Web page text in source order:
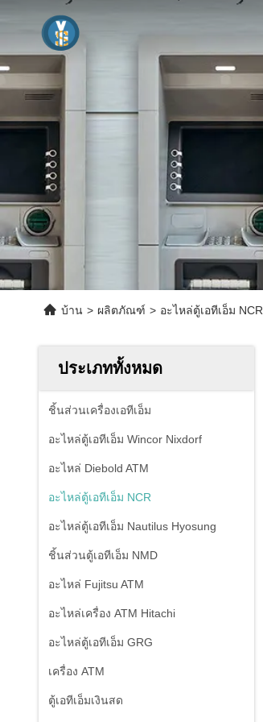
บ้าน > ผลิตภัณฑ์ > อะไหล่ตู้เอทีเอ็ม NCR
ประเภททั้งหมด
ชิ้นส่วนเครื่องเอทีเอ็ม
อะไหล่ตู้เอทีเอ็ม Wincor Nixdorf
อะไหล่ Diebold ATM
อะไหล่ตู้เอทีเอ็ม NCR
อะไหล่ตู้เอทีเอ็ม Nautilus Hyosung
ชิ้นส่วนตู้เอทีเอ็ม NMD
อะไหล่ Fujitsu ATM
อะไหล่เครื่อง ATM Hitachi
อะไหล่ตู้เอทีเอ็ม GRG
เครื่อง ATM
ตู้เอทีเอ็มเงินสด